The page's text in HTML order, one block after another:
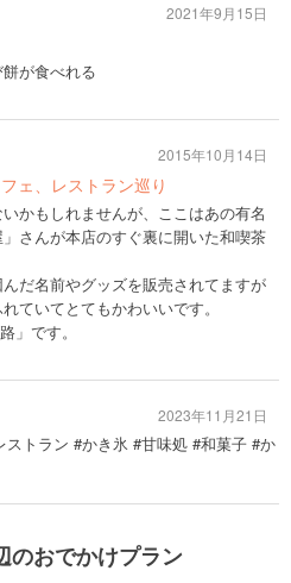
が食べれる
2021年9月15日
ェ、レストラン巡り
かもしれませんが、ここはあの有名
さんが本店のすぐ裏に開いた和喫茶
だ名前やグッズを販売されてますが
ていてとてもかわいいです。
」です。
2015年10月14日
トラン #かき氷 #甘味処 #和菓子 #か
2023年11月21日
のおでかけプラン